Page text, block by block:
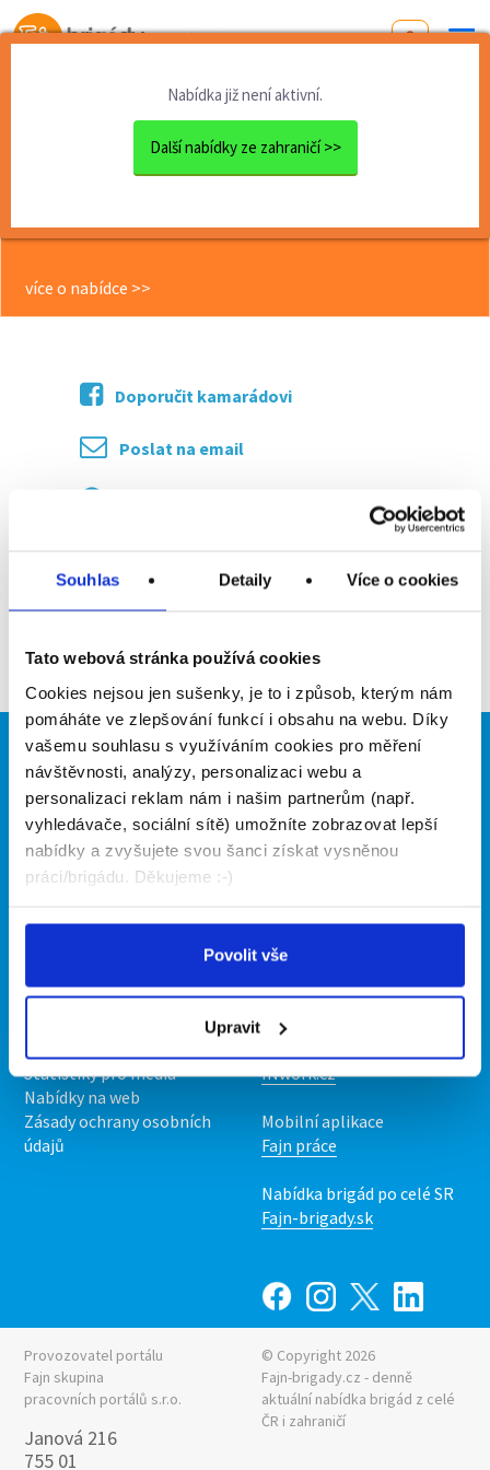
Souhlas Detaily Více o cookies
Tato webová stránka používá cookies
Cookies nejsou jen sušenky, je to i způsob, kterým nám
pomáháte ve zlepšování funkcí i obsahu na webu. Díky
vašemu souhlasu s využíváním cookies pro měření
návštěvnosti, analýzy, personalizaci webu a
personalizaci reklam nám i našim partnerům (např.
vyhledávače, sociální sítě) umožníte zobrazovat lepší
nabídky a zvyšujete svou šanci získat vysněnou
práci/brigádu. Děkujeme :-)
Povolit vše
Upravit
Od první brigády
Nabídka již není aktivní.
Další nabídky ze zahraničí >>
Zahraničí
USA
Summer Work and Travel USA
Summer Work and Travel USA
více o nabídce >>
Doporučit kamarádovi
Poslat na email
Brigádníci
Články
Hledané brigády
Firmy
Vložit inzerát
Ceník
Propagace
O portálu
O nás
Statistiky pro média
Nabídky na web
Zásady ochrany osobních
údajů
Naše další projekty
Fajn brigády
INwork.cz
Mobilní aplikace
Fajn práce
Nabídka brigád po celé SR
Fajn-brigady.sk
Provozovatel portálu
Fajn skupina
pracovních portálů s.r.o.
Janová 216
755 01
© Copyright 2026
Fajn-brigady.cz - denně
aktuální nabídka brigád z celé
ČR i zahraničí